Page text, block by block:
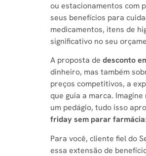
ou estacionamentos com
seus benefícios para
medicamentos, itens de
significativo no seu
A proposta de desconto
dinheiro, mas também
preços competitivos, a
que guia a marca.
um pedágio, tudo isso
friday sem parar farmácia
Para você, cliente fiel do
essa extensão de